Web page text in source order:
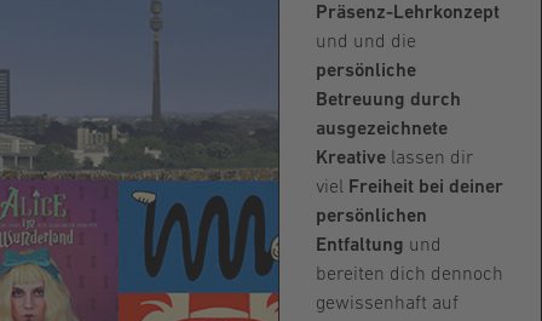
Präsenz-Lehrkonzept
und und die
persönliche
Betreuung durch
ausgezeichnete
Kreative lassen dir
viel Freiheit bei deiner
persönlichen
Entfaltung und
bereiten dich dennoch
gewissenhaft auf